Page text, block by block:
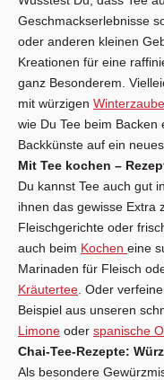
Geschmackserlebnisse
oder anderen kleinen
Kreationen für eine
ganz Besonderem.
mit würzigen
wie Du Tee beim
Backkünste auf ein
Mit Tee kochen –
Du kannst Tee auch gut
ihnen das gewisse Extra
Fleischgerichte oder
auch beim Kochen eine
Marinaden für Fleisch
Kräutertee . Oder
Beispiel aus unseren
Limone oder spanische
Chai-Tee-Rezepte:
Als besondere